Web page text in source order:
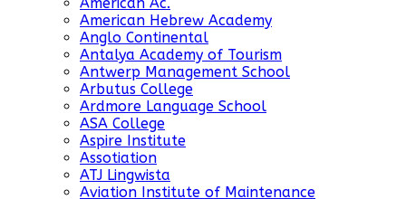
American Hebrew Academy
Anglo Continental
Antalya Academy of Tourism
Antwerp Management School
Arbutus College
Ardmore Language School
ASA College
Aspire Institute
Assotiation
ATJ Lingwista
Aviation Institute of Maintenance